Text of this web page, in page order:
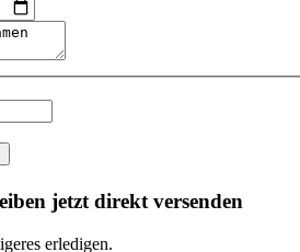
jetzt direkt versenden
erledigen.